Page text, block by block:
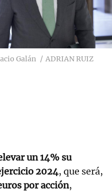
Galán
ADRIAN RUIZ
un 14% su
2024, que será,
por acción,